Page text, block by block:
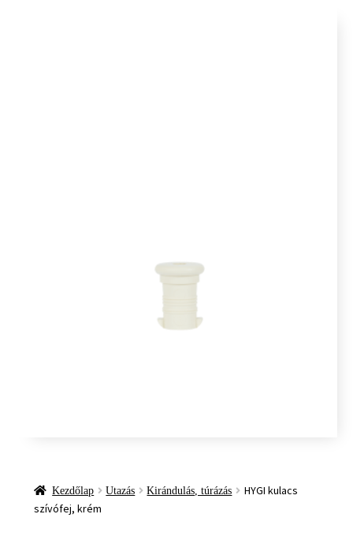
Kezdőlap Utazás Kirándulás, túrázás
HYGI kulacs
szívófej, krém